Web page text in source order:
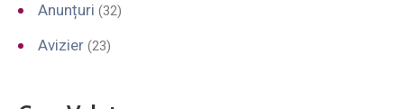
Anunțuri (32)
Avizier (23)